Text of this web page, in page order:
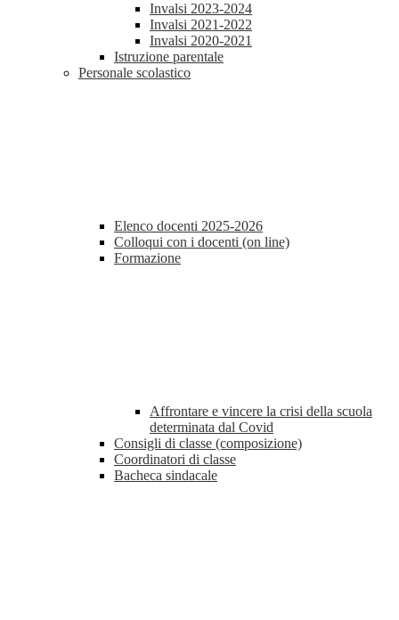
Invalsi 2023-2024
Invalsi 2021-2022
Invalsi 2020-2021
Istruzione parentale
Personale scolastico
Elenco docenti 2025-2026
Colloqui con i docenti (on line)
Formazione
Affrontare e vincere la crisi della scuola
determinata dal Covid
Consigli di classe (composizione)
Coordinatori di classe
Bacheca sindacale